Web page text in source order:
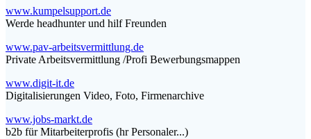
www.kumpelsupport.de
Werde headhunter und hilf Freunden
www.pav-arbeitsvermittlung.de
Private Arbeitsvermittlung /Profi Bewerbungsmappen
www.digit-it.de
Digitalisierungen Video, Foto, Firmenarchive
www.jobs-markt.de
b2b für Mitarbeiterprofis (hr Personaler...)